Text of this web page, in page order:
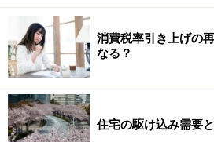
消費税率引き上げの
なる？
住宅の駆け込み需要